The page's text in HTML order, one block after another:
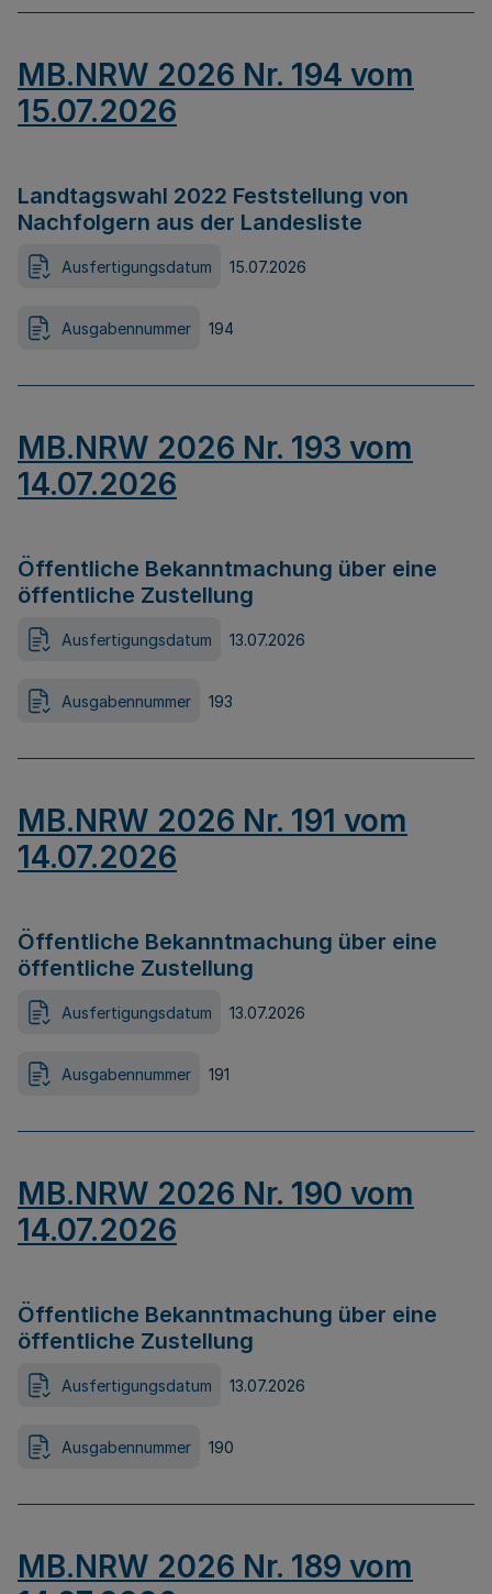
MB.NRW 2026 Nr. 194 vom
15.07.2026
Landtagswahl 2022 Feststellung von
Nachfolgern aus der Landesliste
Ausfertigungsdatum 15.07.2026
Ausgabennummer 194
MB.NRW 2026 Nr. 193 vom
14.07.2026
Öffentliche Bekanntmachung über eine
öffentliche Zustellung
Ausfertigungsdatum 13.07.2026
Ausgabennummer 193
MB.NRW 2026 Nr. 191 vom
14.07.2026
Öffentliche Bekanntmachung über eine
öffentliche Zustellung
Ausfertigungsdatum 13.07.2026
Ausgabennummer 191
MB.NRW 2026 Nr. 190 vom
14.07.2026
Öffentliche Bekanntmachung über eine
öffentliche Zustellung
Ausfertigungsdatum 13.07.2026
Ausgabennummer 190
MB.NRW 2026 Nr. 189 vom